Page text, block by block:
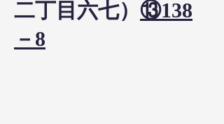
二丁目六七） ⑬138
－8